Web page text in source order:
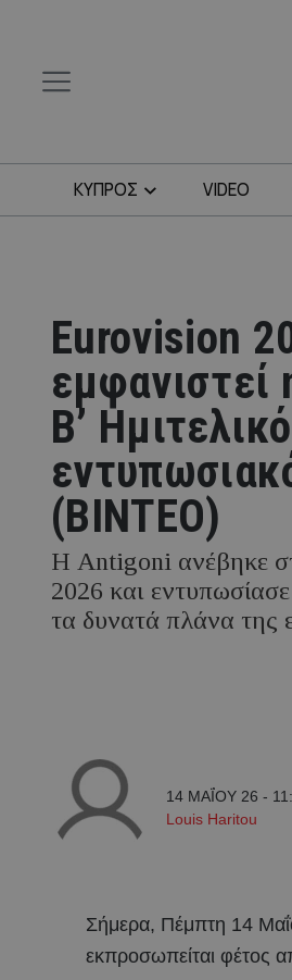
ΚΥΠΡΟΣ VIDEO
Eurovision
Β’
(ΒΙΝΤΕΟ)
Η Antigoni ανέβηκε
2026 και
τα δυνατά πλάνα της
14 ΜΑΪ́ΟΥ 26 -
Louis Haritou
Σήμερα, Πέμπτη 14
εκπροσωπείται φέτος